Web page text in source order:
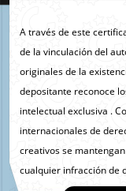
A través de este
de la vinculación del
originales de la
depositante reconoce
intelectual exclusiva .
internacionales de
creativos se
cualquier infracción de